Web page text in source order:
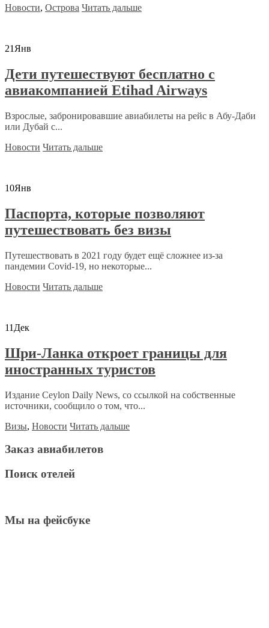
Новости, Острова Читать дальше
21 Янв
Дети путешествуют бесплатно с
авиакомпанией Etihad Airways
Взрослые, забронировавшие авиабилеты на рейс в Абу-Даби
или Дубай с...
Новости Читать дальше
10Янв
Паспорта, которые позволяют
путешествовать без визы
Путешествовать в 2021 году будет ещё сложнее из-за
пандемии Covid-19, но некоторые...
Новости Читать дальше
11 Дек
Шри-Ланка откроет границы для
иностранных туристов
Издание Ceylon Daily News, со ссылкой на собственные
источники, сообщило о том, что...
Визы, Новости Читать дальше
Заказ авиабилетов
Поиск отелей
Мы на фейсбуке